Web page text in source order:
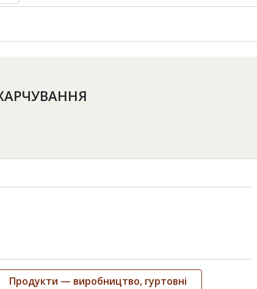
Продукти — виробництво, гуртовні